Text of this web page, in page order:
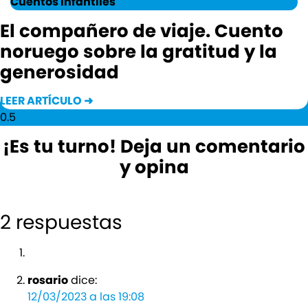
El compañero de viaje. Cuento
noruego sobre la gratitud y la
generosidad
LEER ARTÍCULO ➜
¡Es tu turno! Deja un comentario
y opina
2 respuestas
rosariodice:
12/03/2023 a las 19:08